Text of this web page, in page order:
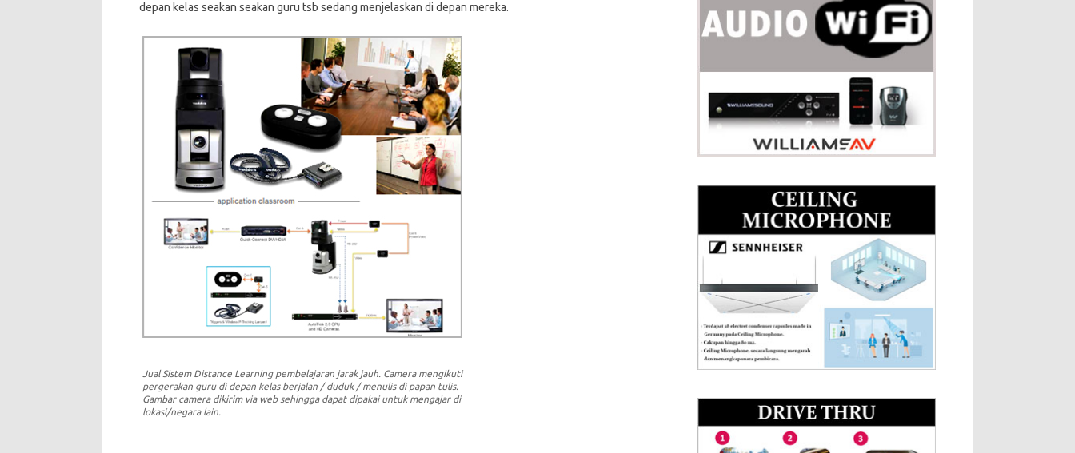
depan kelas seakan seakan guru tsb sedang menjelaskan di depan mereka.
Jual Sistem Distance Learning pembelajaran jarak jauh. Camera mengikuti
pergerakan guru di depan kelas berjalan / duduk / menulis di papan tulis.
Gambar camera dikirim via web sehingga dapat dipakai untuk mengajar di
lokasi/negara lain.